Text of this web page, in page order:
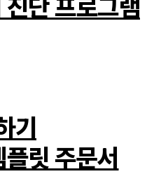
단 프로그램
기
릿 주문서